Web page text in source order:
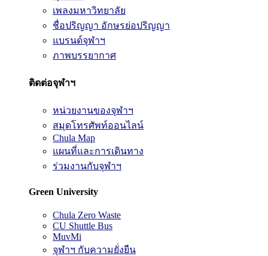
เพลงมหาวิทยาลัย
ชื่อปริญญา อักษรย่อปริญญา
แบรนด์จุฬาฯ
ภาพบรรยากาศ
ติดต่อจุฬาฯ
หน่วยงานของจุฬาฯ
สมุดโทรศัพท์ออนไลน์
Chula Map
แผนที่และการเดินทาง
ร่วมงานกับจุฬาฯ
Green University
Chula Zero Waste
CU Shuttle Bus
MuvMi
จุฬาฯ กับความยั่งยืน